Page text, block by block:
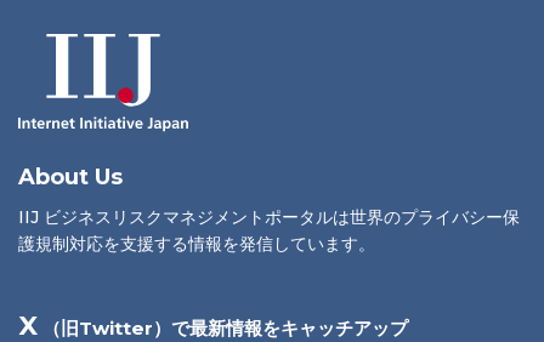
About Us
IIJ ビジネスリスクマネジメントポータルは世界のプライバシー保
護規制対応を支援する情報を発信しています。
X （旧Twitter）で最新情報をキャッチアップ